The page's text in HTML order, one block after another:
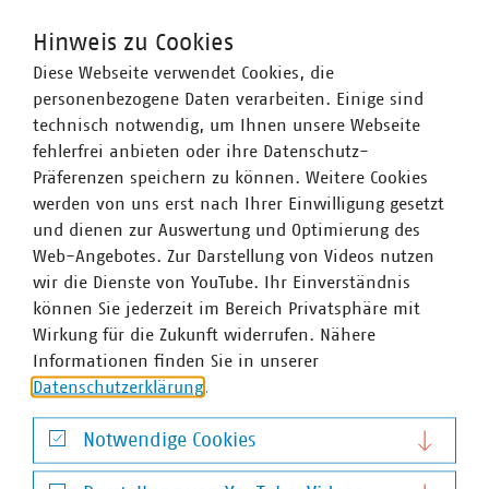
die Durchführung von gemeinsamen
eine gemeinsame Öffentlichkeitsarbeit.
Hinweis zu Cookies
Diese Webseite verwendet Cookies, die
personenbezogene Daten verarbeiten. Einige sind
technisch notwendig, um Ihnen unsere Webseite
fehlerfrei anbieten oder ihre Datenschutz-
Präferenzen speichern zu können. Weitere Cookies
werden von uns erst nach Ihrer Einwilligung gesetzt
und dienen zur Auswertung und Optimierung des
Web-Angebotes. Zur Darstellung von Videos nutzen
wir die Dienste von YouTube. Ihr Einverständnis
können Sie jederzeit im Bereich Privatsphäre mit
Wirkung für die Zukunft widerrufen. Nähere
Informationen finden Sie in unserer
Datenschutzerklärung
Notwendige Cookies
Notwendige Cookies